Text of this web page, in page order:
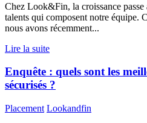
Chez Look&Fin, la croissance passe
talents qui composent notre équipe.
nous avons récemment...
Lire la suite
Enquête : quels sont les
sécurisés ?
Placement Lookandfin